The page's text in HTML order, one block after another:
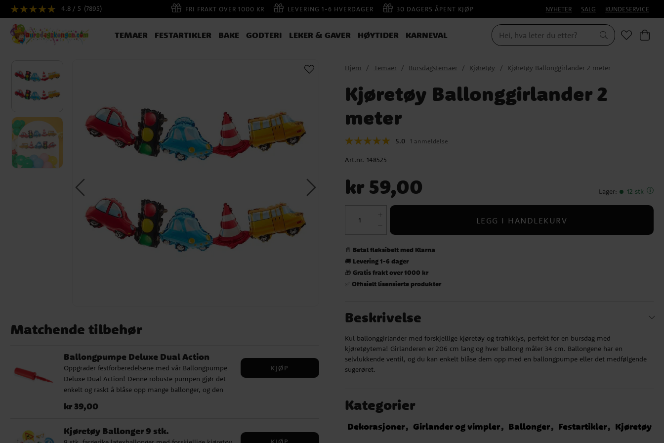
4.8 / 5 (7895) FRI FRAKT OVER 1000 KR LEVERING 1-6 HVERDAGER 30 DAGERS ÅPENT KJØP NYHETER SALG KUNDESERVICE
TEMAER FESTARTIKLER BAKE GODTERI LEKER & GAVER HØYTIDER KARNEVAL
Matchende tilbehør
Ballongpumpe Deluxe Dual Action
Oppgrader festforberedelsene med vår Ballongpumpe
Deluxe Dual Action! Denne robuste pumpen gjør det
enkelt og raskt å blåse opp mange ballonger, og den
det er barnebursdag, babyshower eller andre spesielle
Pris:kr 39,00
kr 39,00
KJØP
Kjøretøy Ballonger 9 stk.
Hjem Temaer Bursdagstemaer Kjøretøy Kjøretøy Ballonggirlander 2 meter
Kjøretøy Ballonggirlander 2
meter
5.0 1 anmeldelse
Art.nr. 148525
kr 59,00 Lager: 12 stk
LEGG I HANDLEKURV
📄 Betal fleksibelt med Klarna
🚚 Levering 1-6 dager
🎁Gratis frakt over 1000 kr
✅Offisielt lisensierte produkter
Beskrivelse
Kul ballonggirlander med forskjellige kjøretøy og trafikklys, perfekt for en bursdag med
kjøretøytema! Girlanderen er 206 cm lang og hver ballong måler 34 cm. Ballongene har en
selvlukkende ventil, og du kan enkelt blåse dem opp med en ballongpumpe eller det medfølgende
sugerøret.
Kategorier
Dekorasjoner Girlander og vimpler Ballonger Festartikler Kjøretøy